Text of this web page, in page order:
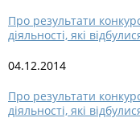
Про результати
діяльності, які
04.12.2014
Про результати
діяльності, які